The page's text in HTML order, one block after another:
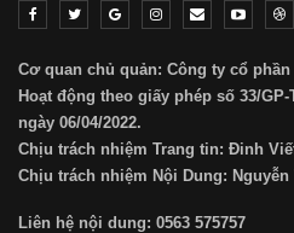
Cơ quan chủ quản: Công ty cổ
Hoạt động theo giấy phép số 33/
ngày 06/04/2022.
Chịu trách nhiệm Trang tin: Đinh
Chịu trách nhiệm Nội Dung: Nguyễn
Liên hệ nội dung: 0563 575757